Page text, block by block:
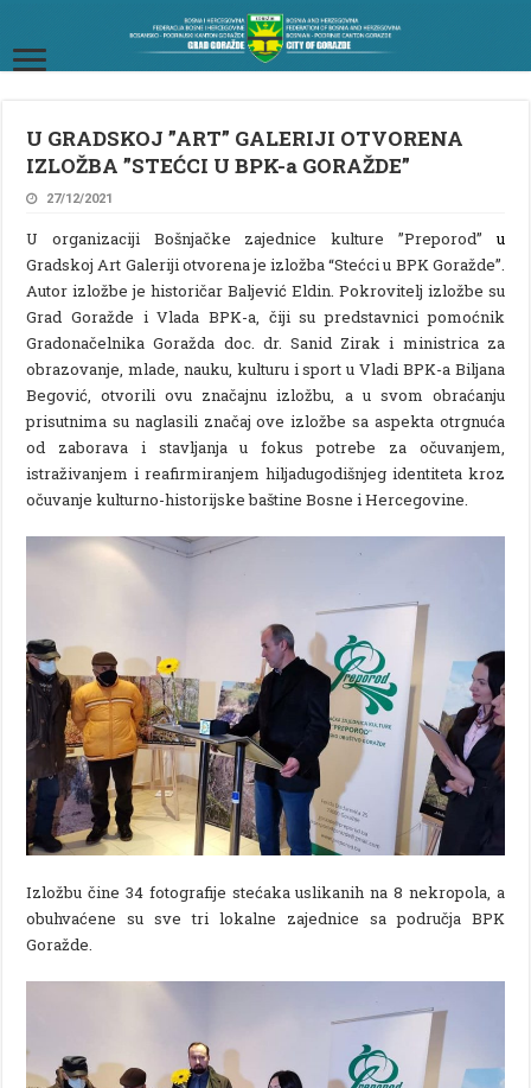
U GRADSKOJ ”ART” GALERIJI OTVORENA
IZLOŽBA ”STEĆCI U BPK-a GORAŽDE”
27/12/2021
U organizaciji Bošnjačke zajednice kulture ”Preporod” u
Gradskoj Art Galeriji otvorena je izložba “Stećci u BPK Goražde”.
Autor izložbe je historičar Baljević Eldin. Pokrovitelj izložbe su
Grad Goražde i Vlada BPK-a, čiji su predstavnici pomoćnik
Gradonačelnika Goražda doc. dr. Sanid Zirak i ministrica za
obrazovanje, mlade, nauku, kulturu i sport u Vladi BPK-a Biljana
Begović, otvorili ovu značajnu izložbu, a u svom obraćanju
prisutnima su naglasili značaj ove izložbe sa aspekta otrgnuća
od zaborava i stavljanja u fokus potrebe za očuvanjem,
istraživanjem i reafirmiranjem hiljadugodišnjeg identiteta kroz
očuvanje kulturno-historijske baštine Bosne i Hercegovine.
Izložbu čine 34 fotografije stećaka uslikanih na 8 nekropola, a
obuhvaćene su sve tri lokalne zajednice sa područja BPK
Goražde.